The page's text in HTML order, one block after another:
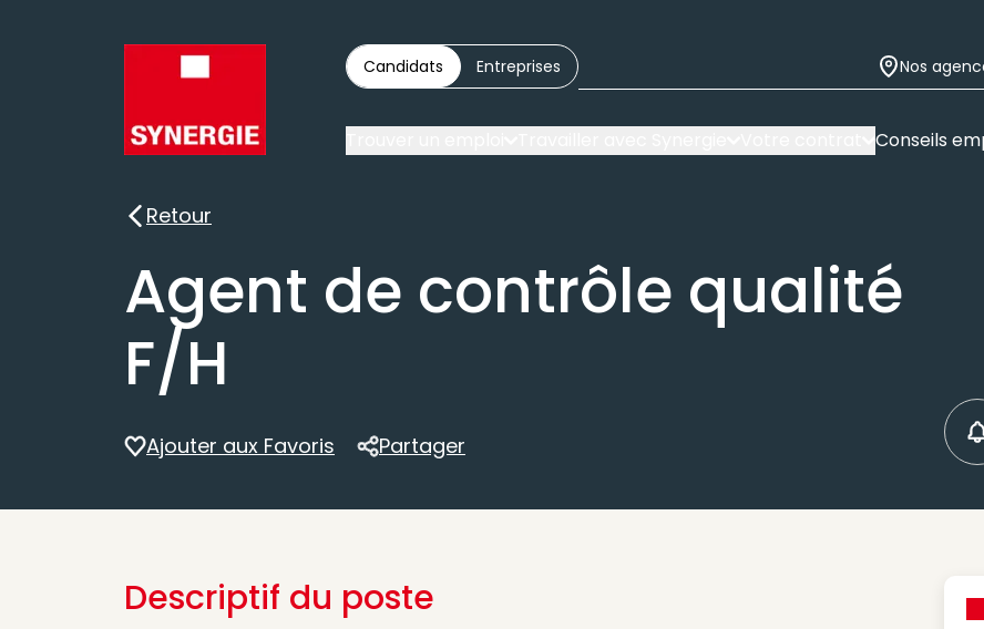
Candidats Entreprises Nos
Conseils
Retour
Retour
Agent de contrôle qualité
F/H
Ajouter aux Favoris
Partager
Partager
Descriptif du poste